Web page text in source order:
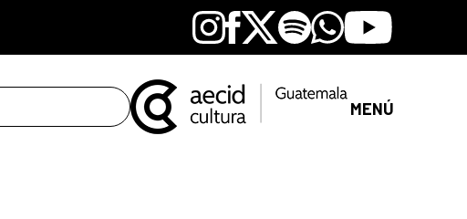
Instagram
Facebook
X SpotifyWhatsapp
Youtube
MENÚ